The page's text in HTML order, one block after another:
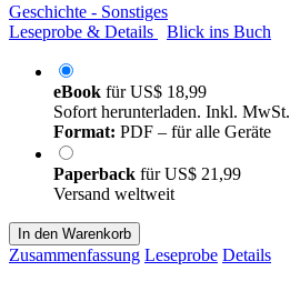
Geschichte - Sonstiges
Leseprobe & Details
Blick ins Buch
eBook fürUS$ 18,99
Sofort herunterladen. Inkl. MwSt.
Format: PDF – für alle Geräte
Paperback fürUS$ 21,99
Versand weltweit
In den Warenkorb
Zusammenfassung Leseprobe Details